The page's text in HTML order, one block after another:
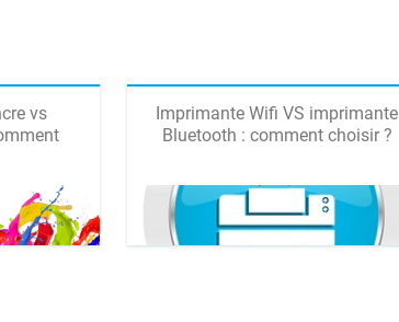
vs
Imprimante Wifi VS imprimante
Bluetooth : comment choisir ?